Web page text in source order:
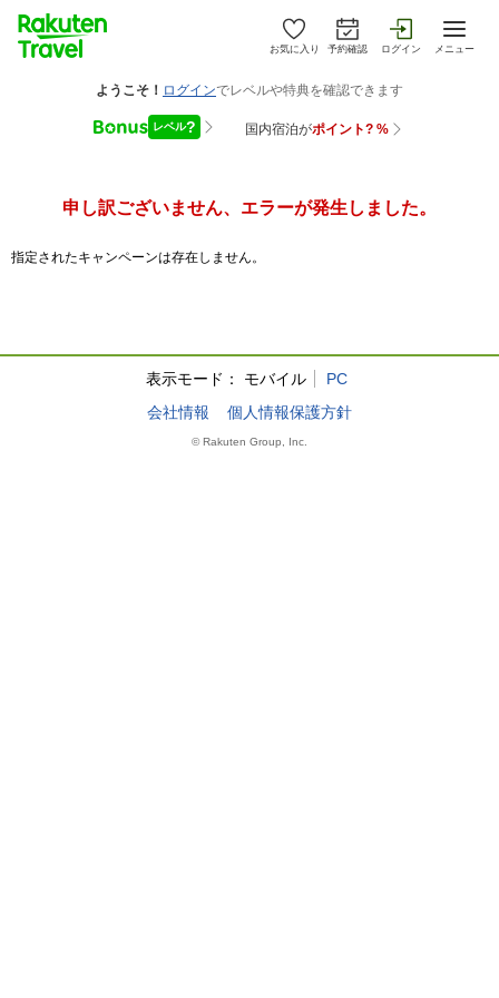
お気に入り 予約確認 ログイン メニュー
申し訳ございません、エラーが発生しました。
指定されたキャンペーンは存在しません。
表示モード： モバイル
PC
会社情報
個人情報保護方針
© Rakuten Group, Inc.